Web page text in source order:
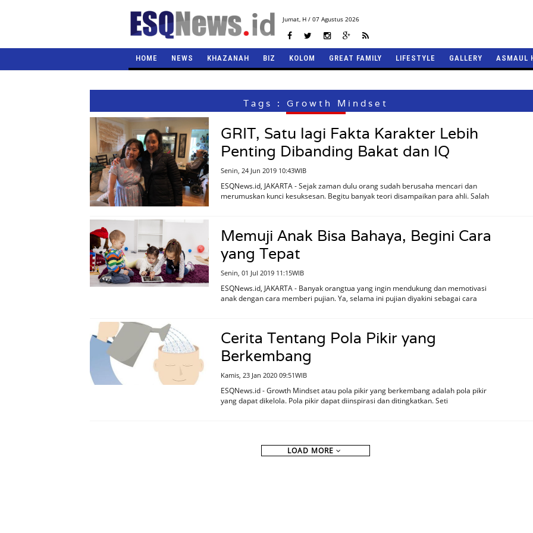
Jumat,H / 07 Agustus 2026
HOME NEWS KHAZANAH BIZ KOLOM GREAT FAMILY LIFESTYLE GALLERY ASMAUL
Tags : Growth Mindset
GRIT, Satu lagi Fakta Karakter Lebih
Penting Dibanding Bakat dan IQ
Senin, 24 Jun 2019 10:43WIB
ESQNews.id, JAKARTA - Sejak zaman dulu orang sudah berusaha mencari dan
merumuskan kunci kesuksesan. Begitu banyak teori disampaikan para ahli. Salah
Memuji Anak Bisa Bahaya, Begini Cara
yang Tepat
Senin, 01 Jul 2019 11:15WIB
ESQNews.id, JAKARTA - Banyak orangtua yang ingin mendukung dan memotivasi
anak dengan cara memberi pujian. Ya, selama ini pujian diyakini sebagai cara
Cerita Tentang Pola Pikir yang
Berkembang
Kamis, 23 Jan 2020 09:51WIB
ESQNews.id - Growth Mindset atau pola pikir yang berkembang adalah pola pikir
yang dapat dikelola. Pola pikir dapat diinspirasi dan ditingkatkan. Seti
LOAD MORE